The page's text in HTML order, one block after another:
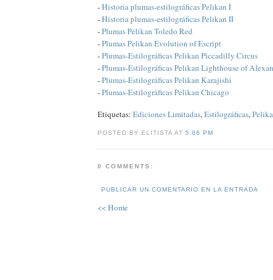
-Historia plumas-estilográficas Pelikan I
-Historia plumas-estilográficas Pelikan II
-Plumas Pelikan Toledo Red
-Plumas Pelikan Evolution of Escript
-Plumas-Estilográficas Pelikan Piccadilly Circus
-Plumas-Estilográficas Pelikan Lighthouse of
-Plumas-Estilográficas Pelikan Karajishi
-Plumas-Estilográficas Pelikan Chicago
Etiquetas: Ediciones Limitadas,Estilográficas,
POSTED BY ELITISTA AT5:06 PM
0 COMMENTS:
PUBLICAR UN COMENTARIO EN LA ENTRADA
<< Home